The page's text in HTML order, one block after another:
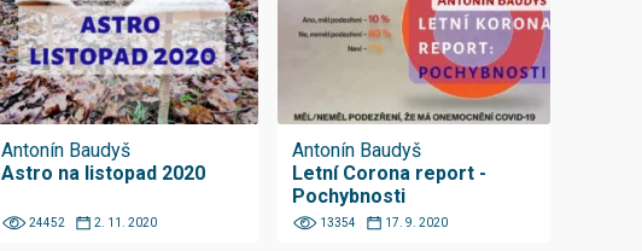
Antonín Baudyš
Astro na listopad 2020
24452 2. 11. 2020
Antonín Baudyš
Letní Corona report -
Pochybnosti
13354 17. 9. 2020